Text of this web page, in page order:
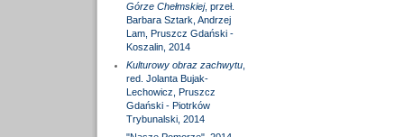
Górze Chełmskiej, przeł.
Barbara Sztark, Andrzej
Lam, Pruszcz Gdański -
Koszalin, 2014
Kulturowy obraz zachwytu,
red. Jolanta Bujak-
Lechowicz, Pruszcz
Gdański - Piotrków
Trybunalski, 2014